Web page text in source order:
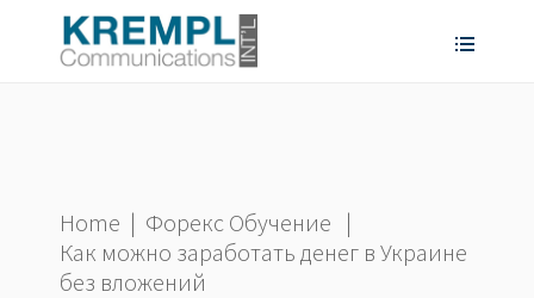
Home | Форекс Обучение |
Как можно заработать денег в Украине
без вложений